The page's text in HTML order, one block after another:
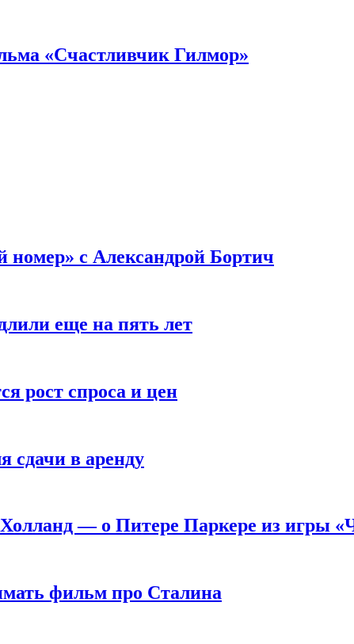
«Счастливчик Гилмор»
номер» с Александрой Бортич
еще на пять лет
рост спроса и цен
сдачи в аренду
— о Питере Паркере из игры
фильм про Сталина